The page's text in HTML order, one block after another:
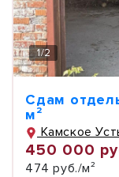
1/2
Сдам
м²
Камское
450 000
474 руб./м²